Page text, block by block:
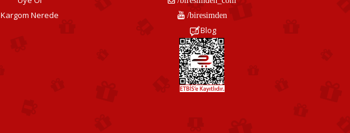
Kargom Nerede
/biresimden
Blog